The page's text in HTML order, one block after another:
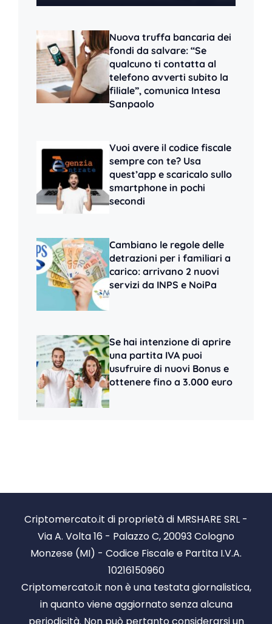
Nuova truffa bancaria dei
fondi da salvare: “Se
qualcuno ti contatta al
telefono avverti subito la
filiale”, comunica Intesa
Sanpaolo
Vuoi avere il codice fiscale
sempre con te? Usa
quest’app e scaricalo sullo
smartphone in pochi
secondi
Cambiano le regole delle
detrazioni per i familiari a
carico: arrivano 2 nuovi
servizi da INPS e NoiPa
Se hai intenzione di aprire
una partita IVA puoi
usufruire di nuovi Bonus e
ottenere fino a 3.000 euro
Criptomercato.it di proprietà di MRSHARE SRL -
Via A. Volta 16 - Palazzo C, 20093 Cologno
Monzese (MI) - Codice Fiscale e Partita I.V.A.
10216150960
Criptomercato.it non è una testata giornalistica,
in quanto viene aggiornato senza alcuna
periodicità. Non può pertanto considerarsi un